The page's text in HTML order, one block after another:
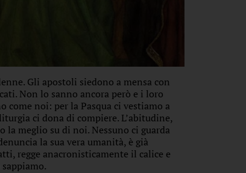
Gli apostoli siedono a mensa con
Non lo sanno ancora però e i loro
noi: per la Pasqua ci vestiamo a
ci dona di compiere. L’abitudine,
la meglio su di noi. Nessuno ci guarda
la sua vera umanità, è già
regge anacronisticamente il calice e